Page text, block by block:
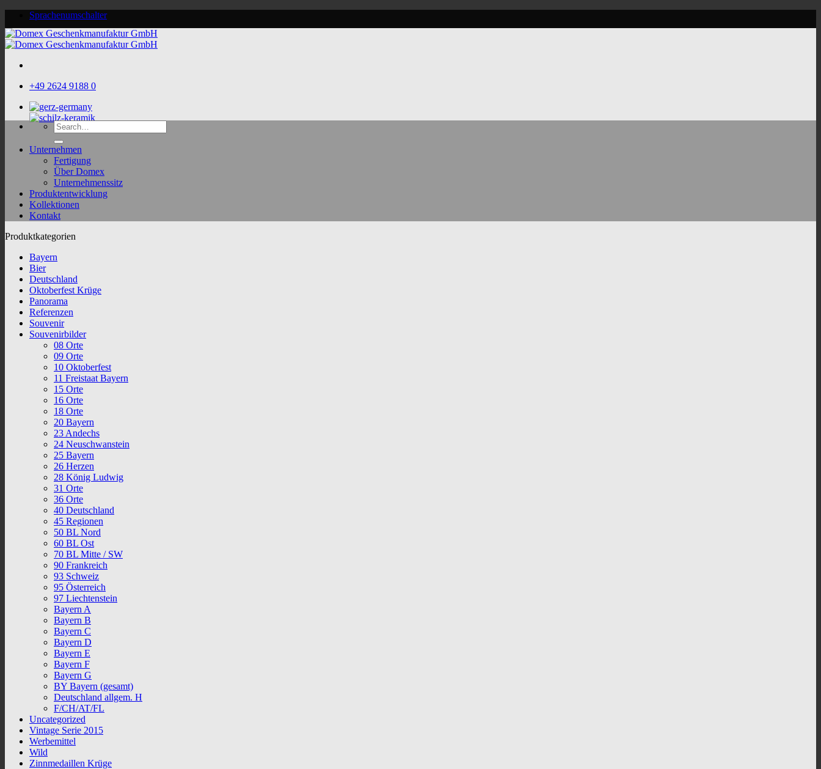
content
Sprachenumschalter
+49 2624 9188 0
Search
for:
Unternehmen
Fertigung
Über Domex
Unternehmenssitz
Produktentwicklung
Kollektionen
Kontakt
Produktkategorien
Bayern
Bier
Deutschland
Oktoberfest Krüge
Panorama
Referenzen
Souvenir
Souvenirbilder
08 Orte
09 Orte
10 Oktoberfest
11 Freistaat Bayern
15 Orte
16 Orte
18 Orte
20 Bayern
23 Andechs
24 Neuschwanstein
25 Bayern
26 Herzen
28 König Ludwig
31 Orte
36 Orte
40 Deutschland
45 Regionen
50 BL Nord
60 BL Ost
70 BL Mitte / SW
90 Frankreich
93 Schweiz
95 Österreich
97 Liechtenstein
Bayern A
Bayern B
Bayern C
Bayern D
Bayern E
Bayern F
Bayern G
BY Bayern (gesamt)
Deutschland allgem. H
F/CH/AT/FL
Uncategorized
Vintage Serie 2015
Werbemittel
Wild
Zinnmedaillen Krüge